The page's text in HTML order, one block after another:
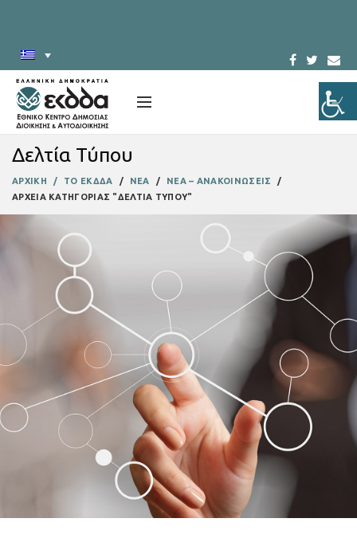
Δελτία Τύπου
ΑΡΧΙΚΗ ΤΟ ΕΚΔΔΑ ΝΕΑ
ΝΕΑ – ΑΝΑΚΟΙΝΩΣΕΙΣ
ΑΡΧΕΙΑ ΚΑΤΗΓΟΡΙΑΣ "ΔΕΛΤΙΑ ΤΥΠΟΥ"